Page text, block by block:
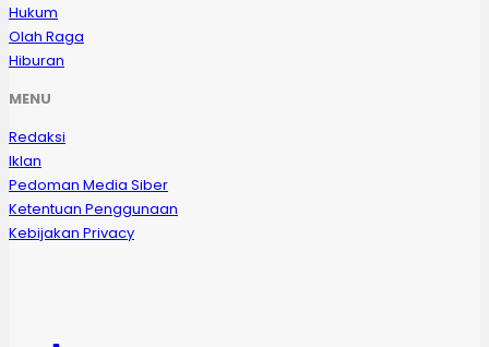
Hukum
Olah Raga
Hiburan
MENU
Redaksi
Iklan
Pedoman Media Siber
Ketentuan Penggunaan
Kebijakan Privacy